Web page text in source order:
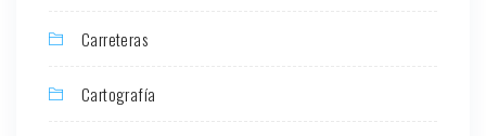
Carreteras
Cartografía